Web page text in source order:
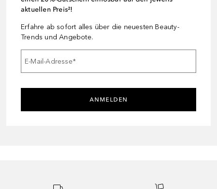
aktuellen Preis²!
Erfahre ab sofort alles über die neuesten Beauty-
Trends und Angebote.
E-Mail-Adresse*
ANMELDEN